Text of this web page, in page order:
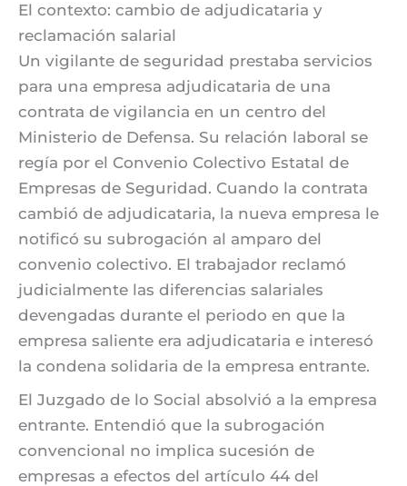
El contexto: cambio de adjudicataria y
reclamación salarial
Un vigilante de seguridad prestaba servicios
para una empresa adjudicataria de una
contrata de vigilancia en un centro del
Ministerio de Defensa. Su relación laboral se
regía por el Convenio Colectivo Estatal de
Empresas de Seguridad. Cuando la contrata
cambió de adjudicataria, la nueva empresa le
notificó su subrogación al amparo del
convenio colectivo. El trabajador reclamó
judicialmente las diferencias salariales
devengadas durante el periodo en que la
empresa saliente era adjudicataria e interesó
la condena solidaria de la empresa entrante.
El Juzgado de lo Social absolvió a la empresa
entrante. Entendió que la subrogación
convencional no implica sucesión de
empresas a efectos del artículo 44 del